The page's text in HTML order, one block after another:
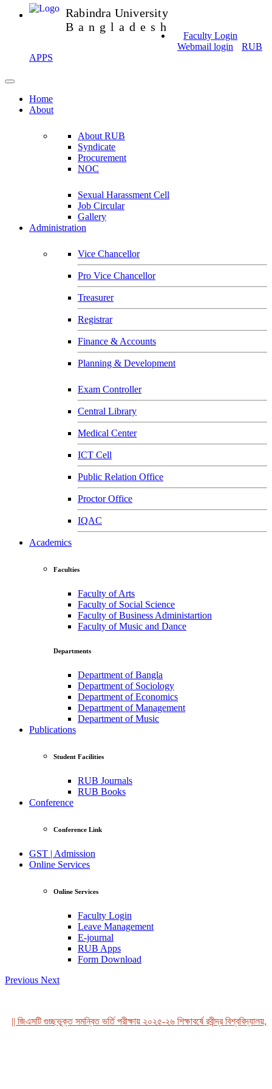
Rabindra University
Bangladesh
Faculty Login
Webmail login
RUB
APPS
Home
About
About RUB
Syndicate
Procurement
NOC
Sexual Harassment Cell
Job Circular
Gallery
Administration
Vice Chancellor
Pro Vice Chancellor
Treasurer
Registrar
Finance & Accounts
Planning & Development
Exam Controller
Central Library
Medical Center
ICT Cell
Public Relation Office
Proctor Office
IQAC
Academics
Faculties
Faculty of Arts
Faculty of Social Science
Faculty of Business Administartion
Faculty of Music and Dance
Departments
Department of Bangla
Department of Sociology
Department of Economics
Department of Management
Department of Music
Publications
Student Facilities
RUB Journals
RUB Books
Conference
Conference Link
GST | Admission
Online Services
Online Services
Faculty Login
Leave Management
E-journal
RUB Apps
Form Download
Previous Next
|| জিএসটি গুচ্ছভুক্ত সমন্বিত ভর্তি পরীক্ষায় ২০২৫-২৬ শিক্ষাবর্ষে রবীন্দ্র